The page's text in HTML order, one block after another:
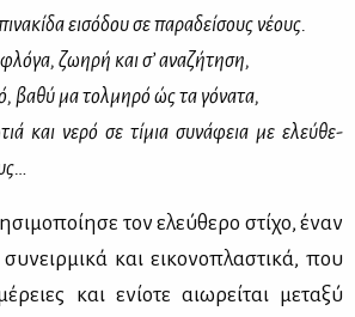
ει­σό­δου σε πα­ρα­δεί­σους νέ­ους.
φλό­γα, ζω­η­ρή και σ’ ανα­ζή­τη­ση,
βα­θύ μα τολ­μη­ρό ώς τα γό­να­τα,
και νε­ρό σε τί­μια συ­νά­φεια με ελεύ­θε­
τον ελεύ­θε­ρο στί­χο, έναν
συ­νειρ­μι­κά και ει­κο­νο­πλα­στι­κά, που
και ενί­ο­τε αιω­ρεί­ται με­τα­ξύ